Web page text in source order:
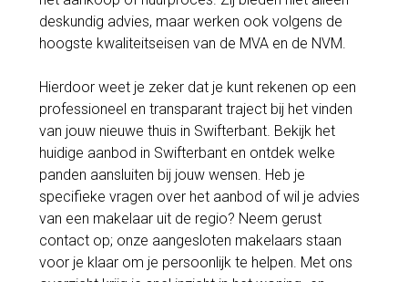
deskundig advies, maar werken ook volgens de
hoogste kwaliteitseisen van de MVA en de NVM.
Hierdoor weet je zeker dat je kunt rekenen op een
professioneel en transparant traject bij het vinden
van jouw nieuwe thuis in Swifterbant. Bekijk het
huidige aanbod in Swifterbant en ontdek welke
panden aansluiten bij jouw wensen. Heb je
specifieke vragen over het aanbod of wil je advies
van een makelaar uit de regio? Neem gerust
contact op; onze aangesloten makelaars staan
voor je klaar om je persoonlijk te helpen. Met ons